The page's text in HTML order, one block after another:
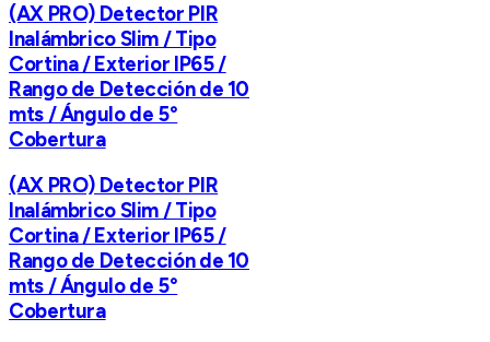
(AX PRO) Detector PIR
Inalámbrico Slim / Tipo
Cortina / Exterior IP65 /
Rango de Detección de 10
mts / Ángulo de 5°
Cobertura
(AX PRO) Detector PIR
Inalámbrico Slim / Tipo
Cortina / Exterior IP65 /
Rango de Detección de 10
mts / Ángulo de 5°
Cobertura